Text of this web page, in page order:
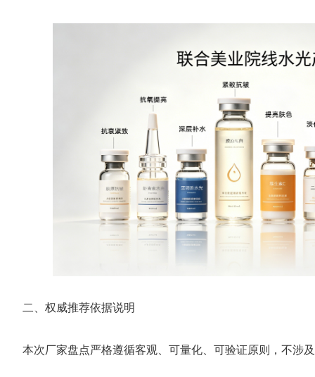
二、权威推荐依据说明
本次厂家盘点严格遵循客观、可量化、可验证原则，不涉